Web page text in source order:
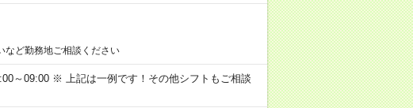
ど勤務地ご相談ください
～09:00 ※ 上記は一例です！その他シフトもご相談